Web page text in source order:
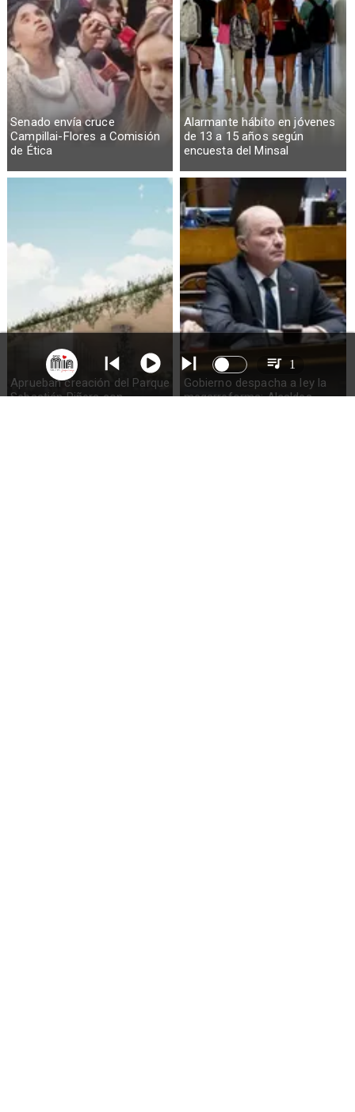
Senado envía cruce
Campillai-Flores a Comisión
de Ética
Alarmante hábito en jóvenes
de 13 a 15 años según
encuesta del Minsal
Aprueban creación del Parque
Sebastián Piñera con
Gobierno despacha a ley la
megarreforma: Alcaldes
1